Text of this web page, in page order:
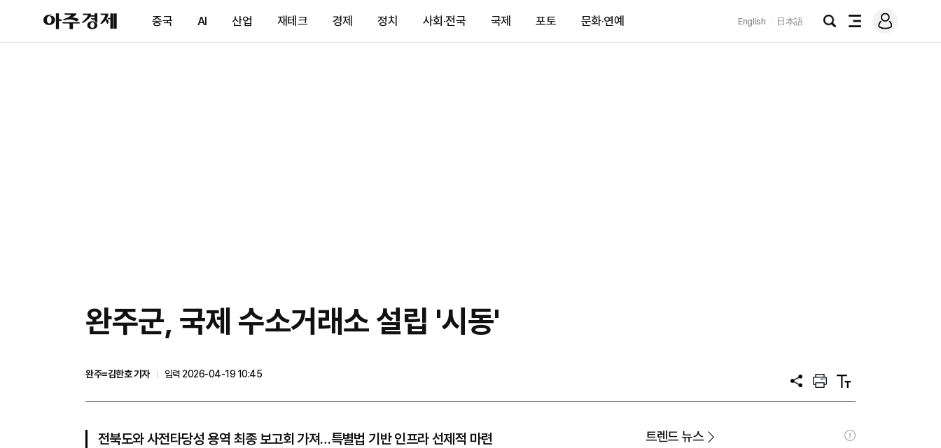
아
주
제
중국 AI 산업 재테크 경제 정치 사회·전국 국제 포토 문화·연예 English 日本語
검
전
메
그
완주군, 국제 수소거래소 설립 '시동'
완주=김한호 기자
입력 2026-04-19 10:45
공
프
트
텍
트
전북도와 사전타당성 용역 최종 보고회 가져…특별법 기반 인프라 선제적 마련 트렌드 뉴스